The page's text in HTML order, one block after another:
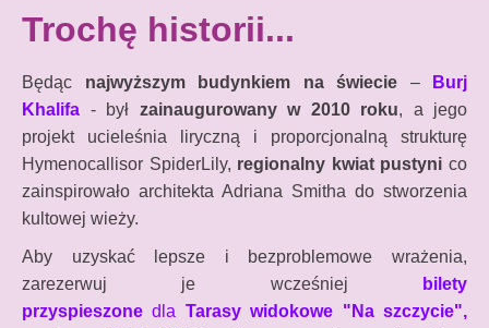
Trochę historii...
Będąc najwyższym budynkiem na świecie –
Burj
Khalifa - był zainaugurowany w 2010 roku, a jego
projekt ucieleśnia liryczną i proporcjonalną strukturę
Hymenocallisor SpiderLily, regionalny kwiat pustyni co
zainspirowało architekta Adriana Smitha do stworzenia
kultowej wieży.
Aby uzyskać lepsze i bezproblemowe wrażenia,
zarezerwuj je wcześniej
bilety
przyspieszone dla Tarasy widokowe "Na szczycie",